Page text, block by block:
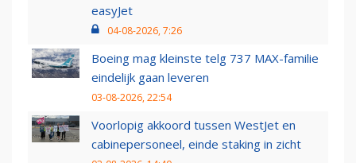
easyJet
04-08-2026, 7:26
Boeing mag kleinste telg 737 MAX-familie
eindelijk gaan leveren
03-08-2026, 22:54
Voorlopig akkoord tussen WestJet en
cabinepersoneel, einde staking in zicht